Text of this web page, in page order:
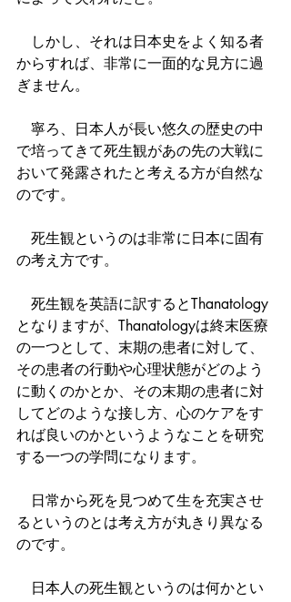
しかし、それは日本史をよく知る者
からすれば、非常に一面的な見方に過
ぎません。
寧ろ、日本人が長い悠久の歴史の中
で培ってきて死生観があの先の大戦に
おいて発露されたと考える方が自然な
のです。
死生観というのは非常に日本に固有
の考え方です。
死生観を英語に訳するとThanatology
となりますが、Thanatologyは終末医療
の一つとして、末期の患者に対して、
その患者の行動や心理状態がどのよう
に動くのかとか、その末期の患者に対
してどのような接し方、心のケアをす
れば良いのかというようなことを研究
する一つの学問になります。
日常から死を見つめて生を充実させ
るというのとは考え方が丸きり異なる
のです。
日本人の死生観というのは何かとい